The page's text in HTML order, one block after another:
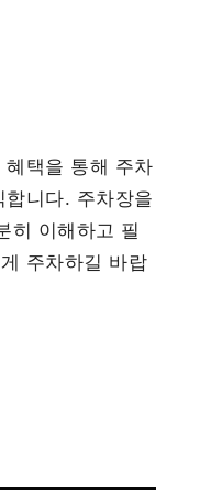
택을 통해 주차
니다. 주차장을
히 이해하고 필
주차하길 바랍